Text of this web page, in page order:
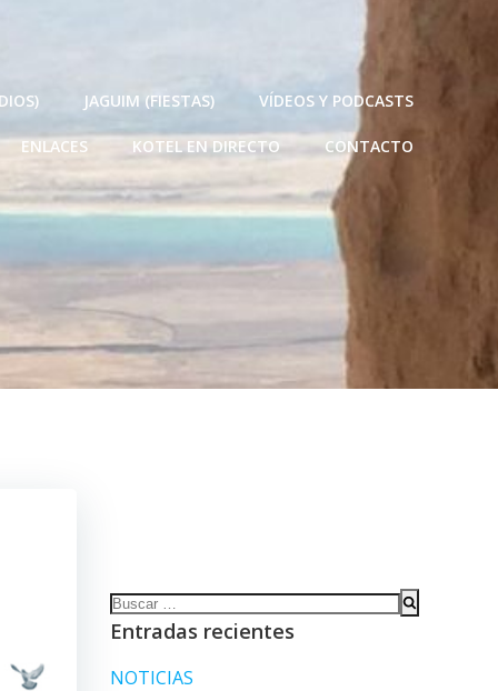
JAGUIM (FIESTAS) VÍDEOS Y PODCASTS
ENLACES KOTEL EN DIRECTO CONTACTO
Entradas recientes
NOTICIAS